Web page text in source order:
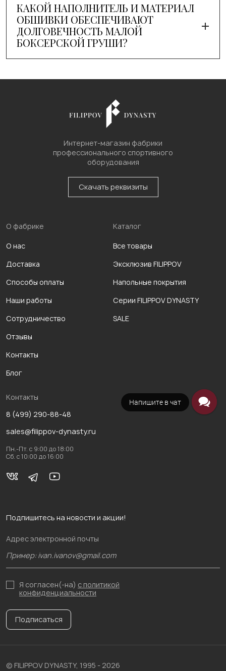
КАКОЙ НАПОЛНИТЕЛЬ И МАТЕРИАЛ
ОБШИВКИ ОБЕСПЕЧИВАЮТ
ДОЛГОВЕЧНОСТЬ МАЛОЙ
БОКСЕРСКОЙ ГРУШИ?
Интернет-магазин фабрики
профессионального спортивного
оборудования
Скачать реквизиты
О фабрике
О нас
Доставка
Способы оплаты
Наши работы
Сотрудничество
Отзывы
Контакты
Блог
Каталог
Все товары
Эксклюзив FILIPPOV
Напольные покрытия
Серии FILIPPOV DYNASTY
SALE
Контакты
8 (499) 290-88-48
sales@filippov-dynasty.ru
Пн.-Пт. с 9:00 до 18:00
Сб. с 10:00 до 16:00
Подпишитесь на новости и акции!
Адрес электронной почты
Я согласен(-на) с политикой
конфиденциальности
Подписаться
© FILIPPOV DYNASTY, 1995 - 2026
Напишите в чат